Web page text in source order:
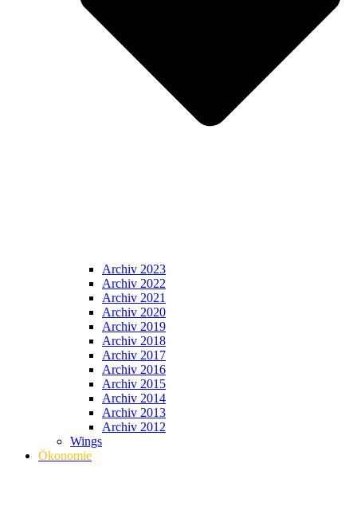
Archiv 2023
Archiv 2022
Archiv 2021
Archiv 2020
Archiv 2019
Archiv 2018
Archiv 2017
Archiv 2016
Archiv 2015
Archiv 2014
Archiv 2013
Archiv 2012
Wings
Ökonomie